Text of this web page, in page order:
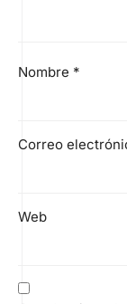
Nombre *
Correo
Web